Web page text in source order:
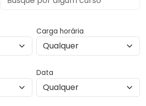
Carga horária
Data